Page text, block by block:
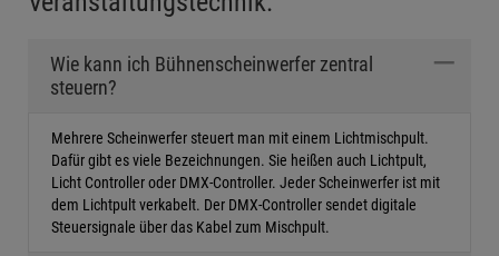
Wie kann ich Bühnenscheinwerfer zentral
steuern?
Mehrere Scheinwerfer steuert man mit einem Lichtmischpult.
Dafür gibt es viele Bezeichnungen. Sie heißen auch Lichtpult,
Licht Controller oder DMX-Controller. Jeder Scheinwerfer ist mit
dem Lichtpult verkabelt. Der DMX-Controller sendet digitale
Steuersignale über das Kabel zum Mischpult.